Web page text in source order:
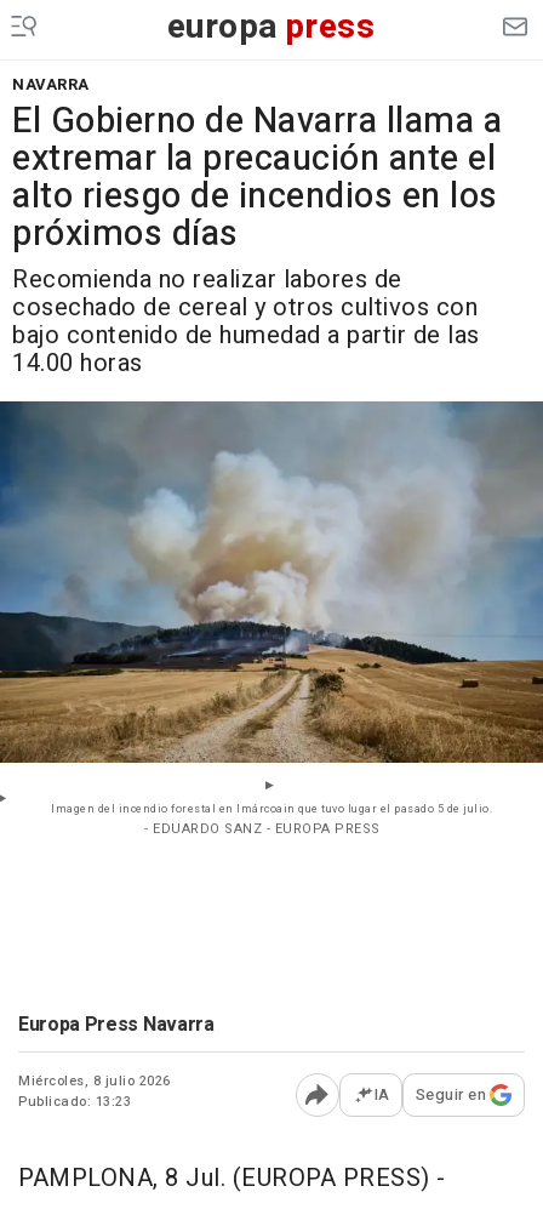
europa press
NAVARRA
El Gobierno de Navarra llama a
extremar la precaución ante el
alto riesgo de incendios en los
próximos días
Recomienda no realizar labores de
cosechado de cereal y otros cultivos con
bajo contenido de humedad a partir de las
14.00 horas
Imagen del incendio forestal en Imárcoain que tuvo lugar el pasado 5 de julio.
- EDUARDO SANZ - EUROPA PRESS
Europa Press Navarra
Miércoles, 8 julio 2026
Publicado: 13:23
Abrir opciones para
IA Seguir en
PAMPLONA, 8 Jul. (EUROPA PRESS) -